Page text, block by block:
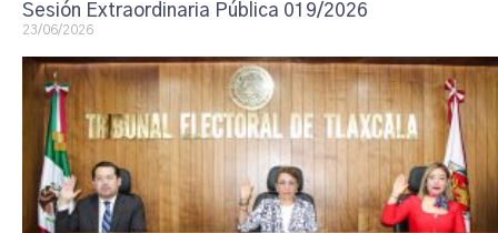
Sesión Extraordinaria Pública 019/2026
23/06/2026